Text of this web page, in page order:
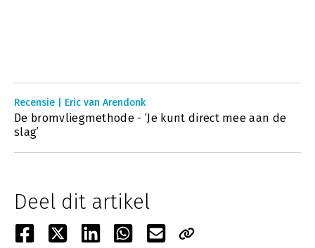
Recensie | Eric van Arendonk
De bromvliegmethode - ‘Je kunt direct mee aan de
slag’
Deel dit artikel